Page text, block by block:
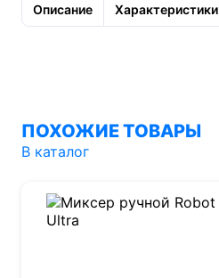
Описание Характеристики
ПОХОЖИЕ ТОВАРЫ
В каталог